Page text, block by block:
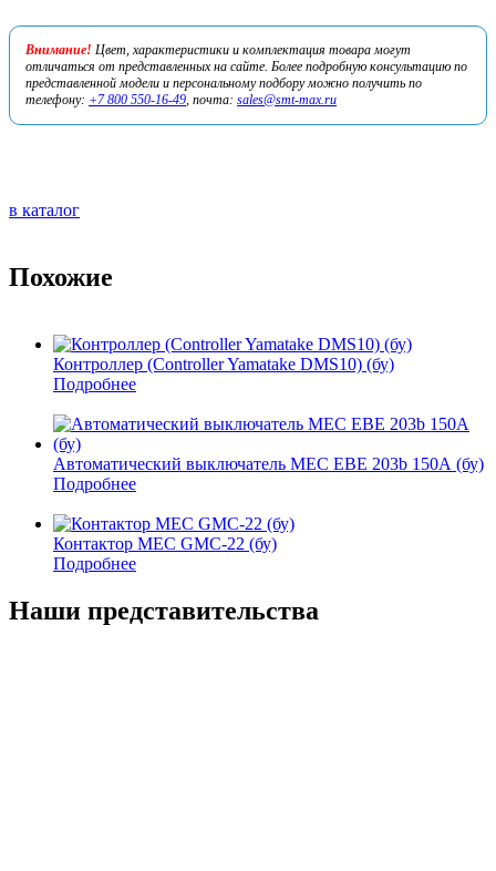
Внимание! Цвет, характеристики и комплектация товара могут
отличаться от представленных на сайте. Более подробную консультацию по
представленной модели и персональному подбору можно получить по
телефону: +7 800 550-16-49, почта: sales@smt-max.ru
в каталог
Похожие
Контроллер (Controller Yamatake DMS10) (бу)
Подробнее
Автоматический выключатель MEC EBE 203b 150А (бу)
Подробнее
Контактор MEC GMC-22 (бу)
Подробнее
Наши представительства